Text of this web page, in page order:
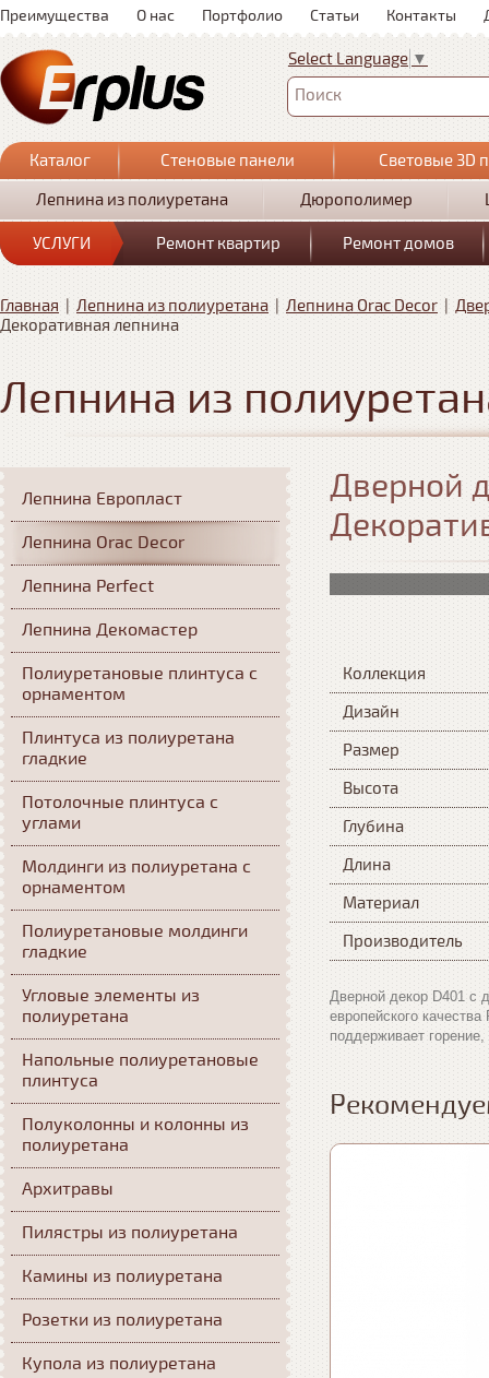
Преимущества О нас Портфолио Статьи Контакты
Select Language ▼
Поиск
Каталог Стеновые панели
Световые 3D
Лепнина из полиуретана
Дюрополимер
УСЛУГИ Ремонт квартир Ремонт домов
Главная | Лепнина из полиуретана | Лепнина Orac Decor |
Декоративная лепнина
Лепнина из
Дверной
Коллекция
Дизайн
Размер
Высота
Глубина
Длина
Материал
Производитель
Дверной декор D401 с
европейского
поддерживает
Лепнина Европласт
Лепнина Orac Decor
Лепнина Perfect
Лепнина Декомастер
Полиуретановые плинтуса с
орнаментом
Плинтуса из полиуретана
гладкие
Потолочные плинтуса с
углами
Молдинги из полиуретана с
орнаментом
Полиуретановые молдинги
гладкие
Угловые элементы из
полиуретана
Напольные полиуретановые
плинтуса
Полуколонны и колонны из
полиуретана
Архитравы
Пилястры из полиуретана
Камины из полиуретана
Розетки из полиуретана
Купола из полиуретана